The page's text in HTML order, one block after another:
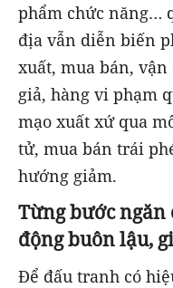
phẩm chức năng…
địa vẫn diễn biến
xuất, mua bán,
giả, hàng vi phạm
mạo xuất xứ qua
tử, mua bán trái
hướng giảm.
Từng bước
động buôn lậu,
Để đấu tranh có